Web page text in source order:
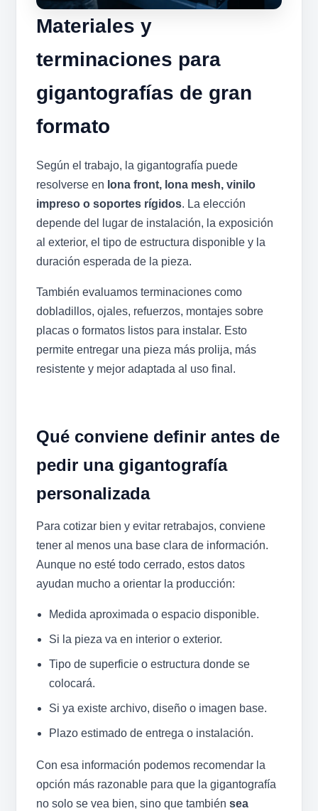
Materiales y
terminaciones para
gigantografías de gran
formato
Según el trabajo, la gigantografía puede
resolverse en lona front, lona mesh, vinilo
impreso o soportes rígidos. La elección
depende del lugar de instalación, la exposición
al exterior, el tipo de estructura disponible y la
duración esperada de la pieza.
También evaluamos terminaciones como
dobladillos, ojales, refuerzos, montajes sobre
placas o formatos listos para instalar. Esto
permite entregar una pieza más prolija, más
resistente y mejor adaptada al uso final.
Qué conviene definir antes de
pedir una gigantografía
personalizada
Para cotizar bien y evitar retrabajos, conviene
tener al menos una base clara de información.
Aunque no esté todo cerrado, estos datos
ayudan mucho a orientar la producción:
Medida aproximada o espacio disponible.
Si la pieza va en interior o exterior.
Tipo de superficie o estructura donde se
colocará.
Si ya existe archivo, diseño o imagen base.
Plazo estimado de entrega o instalación.
Con esa información podemos recomendar la
opción más razonable para que la gigantografía
no solo se vea bien, sino que tambiénsea